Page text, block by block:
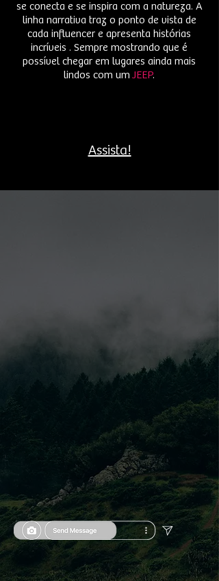
se conecta e se inspira com a natureza. A
linha narrativa traz o ponto de vista de
cada influencer e apresenta histórias
incríveis . Sempre mostrando que é
possível chegar em lugares ainda mais
lindos com um JEEP.
Assista!